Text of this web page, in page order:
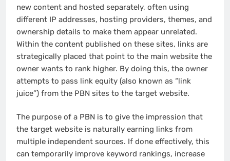
new content and hosted separately, often using
different IP addresses, hosting providers, themes, and
ownership details to make them appear unrelated.
Within the content published on these sites, links are
strategically placed that point to the main website the
owner wants to rank higher. By doing this, the owner
attempts to pass link equity (also known as “link
juice”) from the PBN sites to the target website.
The purpose of a PBN is to give the impression that
the target website is naturally earning links from
multiple independent sources. If done effectively, this
can temporarily improve keyword rankings, increase